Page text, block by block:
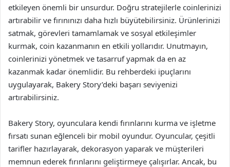
etkileyen önemli bir unsurdur. Doğru stratejilerle coinlerinizi
artırabilir ve fırınınızı daha hızlı büyütebilirsiniz. Ürünlerinizi
satmak, görevleri tamamlamak ve sosyal etkileşimler
kurmak, coin kazanmanın en etkili yollarıdır. Unutmayın,
coinlerinizi yönetmek ve tasarruf yapmak da en az
kazanmak kadar önemlidir. Bu rehberdeki ipuçlarını
uygulayarak, Bakery Story’deki başarı seviyenizi
artırabilirsiniz.
Bakery Story, oyunculara kendi fırınlarını kurma ve işletme
fırsatı sunan eğlenceli bir mobil oyundur. Oyuncular, çeşitli
tarifler hazırlayarak, dekorasyon yaparak ve müşterileri
memnun ederek fırınlarını geliştirmeye çalışırlar. Ancak, bu